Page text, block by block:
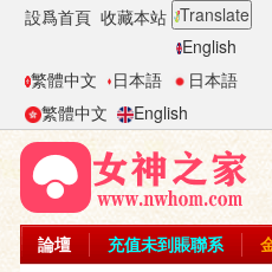
設爲首頁 收藏本站 Translate
English
繁體中文
日本語
日本語
繁體中文
English
論壇 充值未到賬聯系